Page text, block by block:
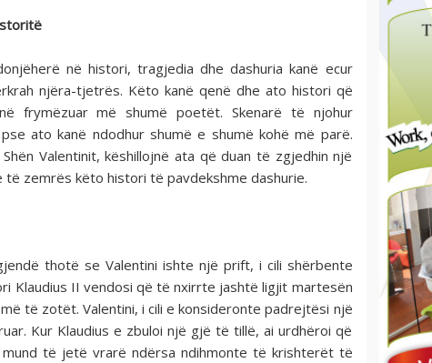
në histori, tragjedia dhe dashuria kanë ecur
njëra-tjetrës. Këto kanë qenë dhe ato histori që
frymëzuar më shumë poetët. Skenarë të njohur
ato kanë ndodhur shumë e shumë kohë më parë.
Valentinit, këshillojnë ata që duan të zgjedhin një
zemrës këto histori të pavdekshme dashurie.
thotë se Valentini ishte një prift, i cili shërbente
Klaudius II vendosi që të nxirrte jashtë ligjit martesën
të zotët. Valentini, i cili e konsideronte padrejtësi një
Kur Klaudius e zbuloi një gjë të tillë, ai urdhëroi që
të jetë vrarë ndërsa ndihmonte të krishterët të